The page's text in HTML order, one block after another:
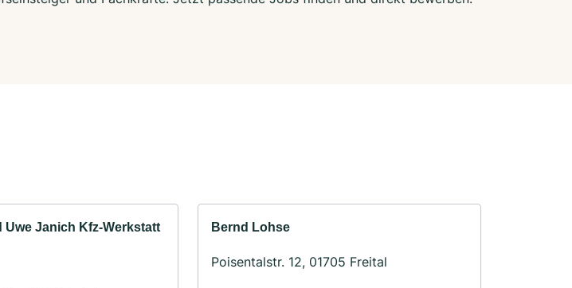
Uwe Janich Kfz-Werkstatt
Bernd Lohse
Poisentalstr. 12, 01705 Freital